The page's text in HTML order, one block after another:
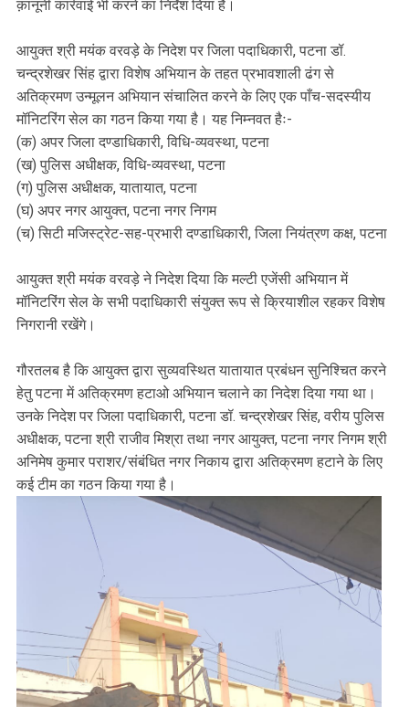
क़ानूनी कार्रवाई भी करने का निर्देश दिया है।
आयुक्त श्री मयंक वरवड़े के निदेश पर जिला पदाधिकारी, पटना डॉ.
चन्द्रशेखर सिंह द्वारा विशेष अभियान के तहत प्रभावशाली ढंग से
अतिक्रमण उन्मूलन अभियान संचालित करने के लिए एक पाँच-सदस्यीय
मॉनिटरिंग सेल का गठन किया गया है। यह निम्नवत हैः-
(क) अपर जिला दण्डाधिकारी, विधि-व्यवस्था, पटना
(ख) पुलिस अधीक्षक, विधि-व्यवस्था, पटना
(ग) पुलिस अधीक्षक, यातायात, पटना
(घ) अपर नगर आयुक्त, पटना नगर निगम
(च) सिटी मजिस्ट्रेट-सह-प्रभारी दण्डाधिकारी, जिला नियंत्रण कक्ष, पटना
आयुक्त श्री मयंक वरवड़े ने निदेश दिया कि मल्टी एजेंसी अभियान में
मॉनिटरिंग सेल के सभी पदाधिकारी संयुक्त रूप से क्रियाशील रहकर विशेष
निगरानी रखेंगे।
गौरतलब है कि आयुक्त द्वारा सुव्यवस्थित यातायात प्रबंधन सुनिश्चित करने
हेतु पटना में अतिक्रमण हटाओ अभियान चलाने का निदेश दिया गया था।
उनके निदेश पर जिला पदाधिकारी, पटना डॉ. चन्द्रशेखर सिंह, वरीय पुलिस
अधीक्षक, पटना श्री राजीव मिश्रा तथा नगर आयुक्त, पटना नगर निगम श्री
अनिमेष कुमार पराशर/संबंधित नगर निकाय द्वारा अतिक्रमण हटाने के लिए
कई टीम का गठन किया गया है।